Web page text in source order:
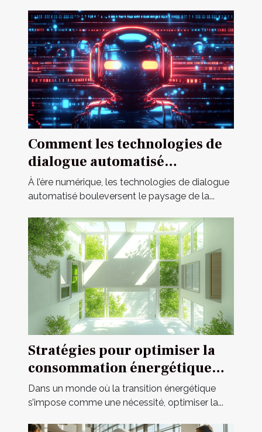
Comment les technologies de
dialogue automatisé
révolutionnent-elles la
communication en ligne ?
À l’ère numérique, les technologies de dialogue
automatisé bouleversent le paysage de la...
Stratégies pour optimiser la
consommation énergétique
dans l'habitat moderne
Dans un monde où la transition énergétique
s’impose comme une nécessité, optimiser la...